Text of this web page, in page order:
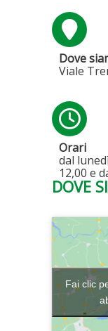
Dove
Viale
Orari
dal
12,00 e
DOVE
Fai clic